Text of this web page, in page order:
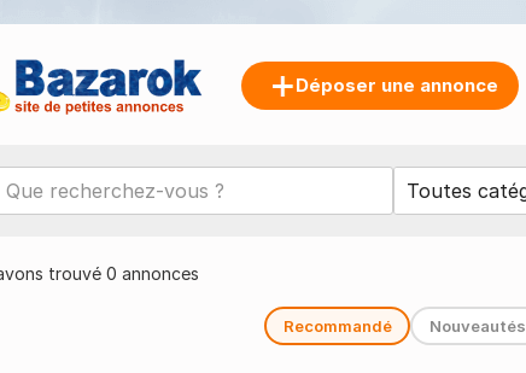
Déposer une annonce
trouvé 0 annonces
Recommandé Nouveautés